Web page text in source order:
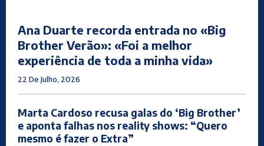
Ana Duarte recorda entrada no «Big
Brother Verão»: «Foi a melhor
experiência de toda a minha vida»
22 De Julho, 2026
Marta Cardoso recusa galas do ‘Big Brother’
e aponta falhas nos reality shows: “Quero
mesmo é fazer o Extra”